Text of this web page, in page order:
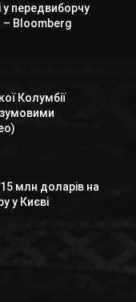
у передвиборчу
– Bloomberg
Колумбії
млн доларів на
у Києві